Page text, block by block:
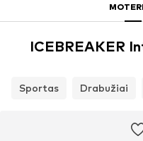
ICEBREAKER
Sportas Drabužiai